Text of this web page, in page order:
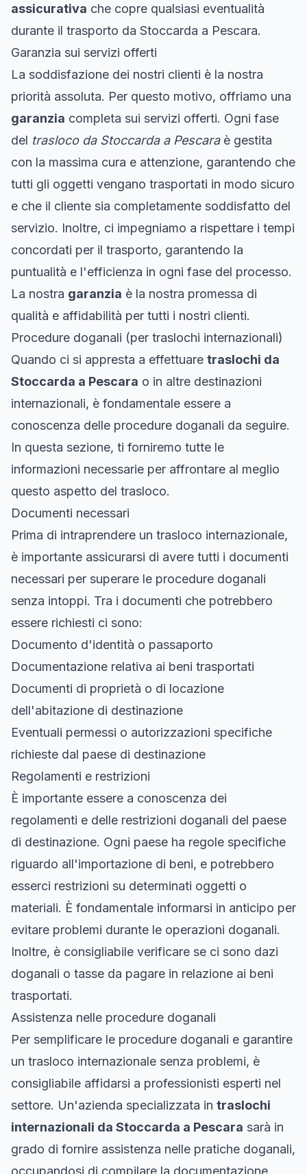
assicurativa che copre qualsiasi eventualità
durante il trasporto da Stoccarda a Pescara.
Garanzia sui servizi offerti
La soddisfazione dei nostri clienti è la nostra
priorità assoluta. Per questo motivo, offriamo una
garanzia completa sui servizi offerti. Ogni fase
del trasloco da Stoccarda a Pescaraè gestita
con la massima cura e attenzione, garantendo che
tutti gli oggetti vengano trasportati in modo sicuro
e che il cliente sia completamente soddisfatto del
servizio. Inoltre, ci impegniamo a rispettare i tempi
concordati per il trasporto, garantendo la
puntualità e l'efficienza in ogni fase del processo.
La nostra garanzia è la nostra promessa di
qualità e affidabilità per tutti i nostri clienti.
Procedure doganali (per traslochi internazionali)
Quando ci si appresta a effettuare traslochi da
Stoccarda a Pescara o in altre destinazioni
internazionali, è fondamentale essere a
conoscenza delle procedure doganali da seguire.
In questa sezione, ti forniremo tutte le
informazioni necessarie per affrontare al meglio
questo aspetto del trasloco.
Documenti necessari
Prima di intraprendere un trasloco internazionale,
è importante assicurarsi di avere tutti i documenti
necessari per superare le procedure doganali
senza intoppi. Tra i documenti che potrebbero
essere richiesti ci sono:
Documento d'identità o passaporto
Documentazione relativa ai beni trasportati
Documenti di proprietà o di locazione
dell'abitazione di destinazione
Eventuali permessi o autorizzazioni specifiche
richieste dal paese di destinazione
Regolamenti e restrizioni
È importante essere a conoscenza dei
regolamenti e delle restrizioni doganali del paese
di destinazione. Ogni paese ha regole specifiche
riguardo all'importazione di beni, e potrebbero
esserci restrizioni su determinati oggetti o
materiali. È fondamentale informarsi in anticipo per
evitare problemi durante le operazioni doganali.
Inoltre, è consigliabile verificare se ci sono dazi
doganali o tasse da pagare in relazione ai beni
trasportati.
Assistenza nelle procedure doganali
Per semplificare le procedure doganali e garantire
un trasloco internazionale senza problemi, è
consigliabile affidarsi a professionisti esperti nel
settore. Un'azienda specializzata in traslochi
internazionali da Stoccarda a Pescara sarà in
grado di fornire assistenza nelle pratiche doganali,
occupandosi di compilare la documentazione